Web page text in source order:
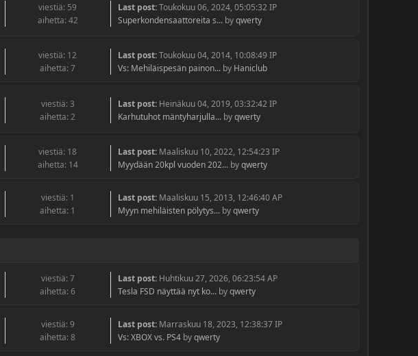
viestiä: 59
aihetta: 42
Last post:Toukokuu 06, 2024, 05:05:32 IP
Superkondensaattoreita s... byqwerty
viestiä: 12
aihetta: 7
Last post:Toukokuu 04, 2014, 10:08:49 IP
Vs: Mehiläispesän painon... by Haniclub
viestiä: 3
aihetta: 2
Last post: Heinäkuu 04, 2019, 03:32:42 IP
Karhutuhot mäntyharjulla... byqwerty
viestiä: 18
aihetta: 14
Last post: Maaliskuu 10, 2022, 12:54:23 IP
Myydään 20kpl vuoden 202... byqwerty
viestiä: 1
aihetta: 1
Last post: Maaliskuu 15, 2013, 12:46:40 AP
Myyn mehiläisten pölytys... byqwerty
viestiä: 7
aihetta: 6
Last post: Huhtikuu 27, 2026, 06:23:54 AP
Tesla FSD näyttää nyt ko... byqwerty
viestiä: 9
aihetta: 8
Last post: Marraskuu 18, 2023, 12:38:37 IP
Vs: XBOX vs. PS4 byqwerty